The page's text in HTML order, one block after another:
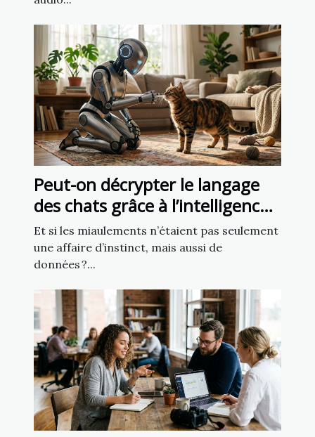
Peut-on décrypter le langage
des chats grâce à l’intelligence
artificielle ?
Et si les miaulements n’étaient pas seulement
une affaire d’instinct, mais aussi de
données ?...